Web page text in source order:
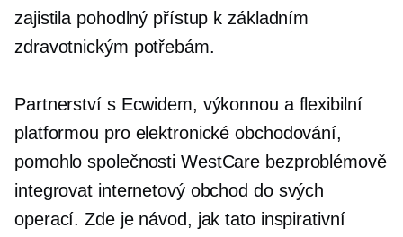
zajistila pohodlný přístup k základním
zdravotnickým potřebám.
Partnerství s Ecwidem, výkonnou a flexibilní
platformou pro elektronické obchodování,
pomohlo společnosti WestCare bezproblémově
integrovat internetový obchod do svých
operací. Zde je návod, jak tato inspirativní